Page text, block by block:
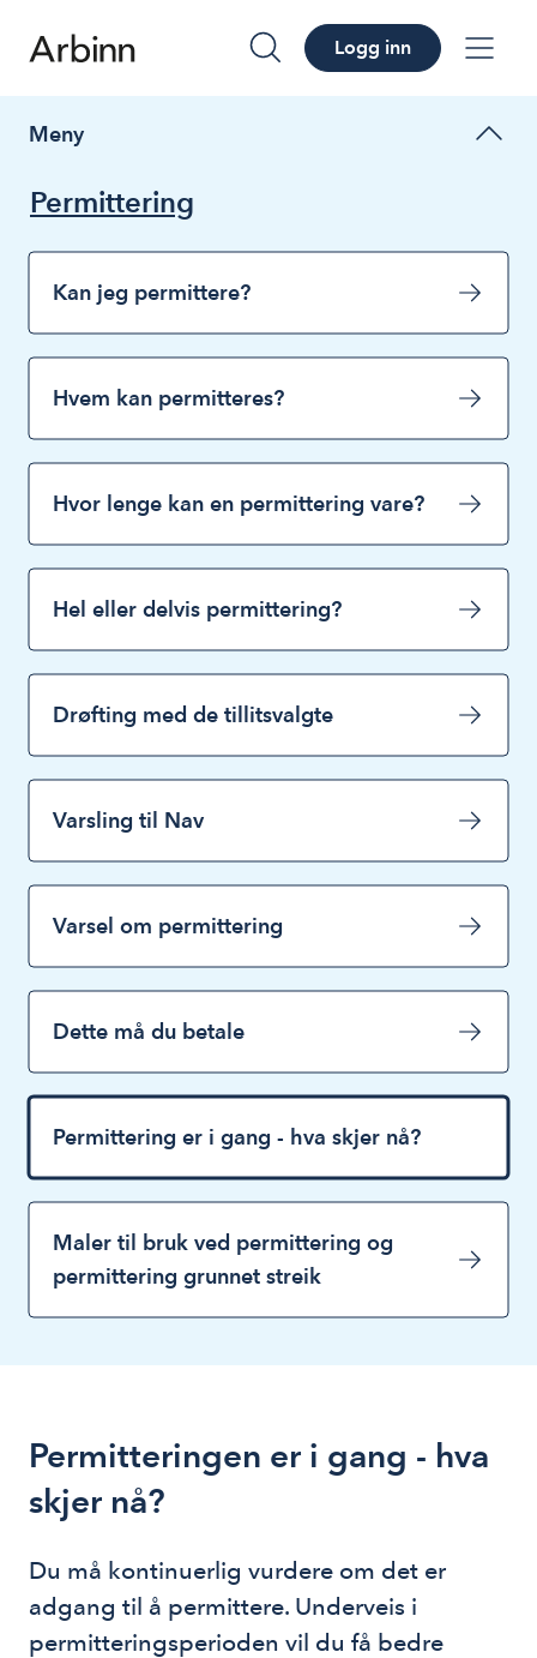
søk Logg inn
Meny
Permittering
Kan jeg permittere?
Hvem kan permitteres?
Hvor lenge kan en permittering vare?
Hel eller delvis permittering?
Drøfting med de tillitsvalgte
Varsling til Nav
Varsel om permittering
Dette må du betale
Permittering er i gang - hva skjer nå?
Maler til bruk ved permittering og
permittering grunnet streik
Permitteringen er i gang - hva
skjer nå?
Du må kontinuerlig vurdere om det er
adgang til å permittere. Underveis i
permitteringsperioden vil du få bedre